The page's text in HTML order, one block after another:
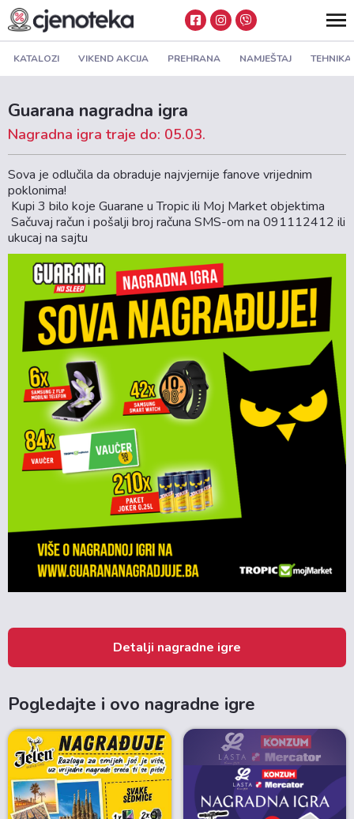
KATALOZI VIKEND AKCIJA PREHRANA NAMJEŠTAJ TEHNIKA
Guarana nagradna igra
Nagradna igra traje do: 05.03.
Sova je odlučila da obraduje najvjernije fanove vrijednim
poklonima!
Kupi 3 bilo koje Guarane u Tropic ili Moj Marketobjektima
Sačuvaj račun i pošalji broj računa SMS-om na 091112412 ili
ukucaj na sajtu
Detalji nagradne igre
Pogledajte i ovo nagradne igre